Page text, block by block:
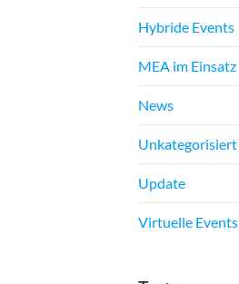
Hybride Events
MEA im Einsatz
News
Unkategorisiert
Update
Virtuelle Events